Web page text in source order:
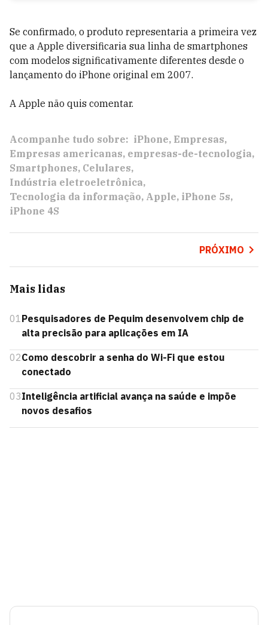
Se confirmado, o produto representaria a primeira vez
que a Apple diversificaria sua linha de smartphones
com modelos significativamente diferentes desde o
lançamento do iPhone original em 2007.
A Apple não quis comentar.
Acompanhe tudo sobre: iPhone Empresas
Empresas americanas empresas-de-tecnologia
Smartphones Celulares
Indústria eletroeletrônica
Tecnologia da informação Apple iPhone 5s
iPhone 4S
PRÓXIMO
Mais lidas
01Pesquisadores de Pequim desenvolvem chip de
alta precisão para aplicações em IA
02Como descobrir a senha do Wi-Fi que estou
conectado
03Inteligência artificial avança na saúde e impõe
novos desafios